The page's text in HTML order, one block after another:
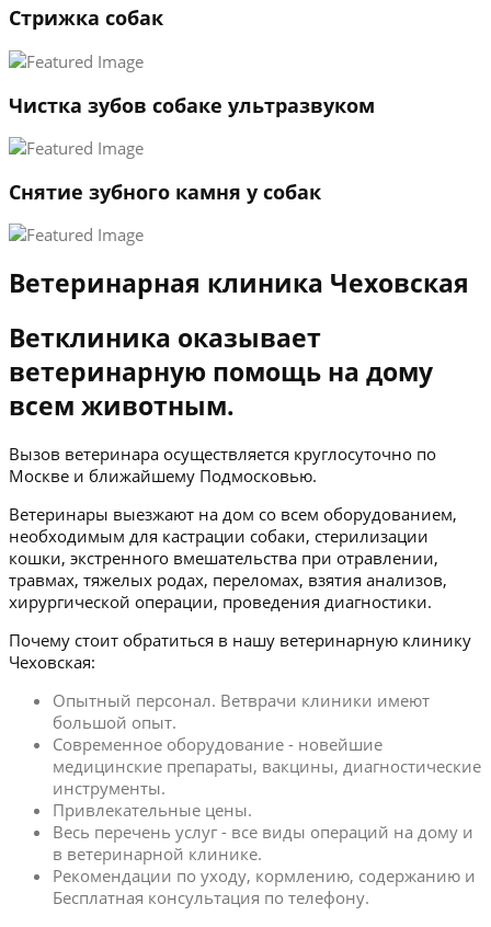
←
→
Стрижка собак
Чистка зубов собаке ультразвуком
Снятие зубного камня у собак
Ветеринарная клиника Чеховская
Ветклиника оказывает
ветеринарную помощь на дому
всем животным.
Вызов ветеринара осуществляется круглосуточно по
Москве и ближайшему Подмосковью.
Ветеринары выезжают на дом со всем оборудованием,
необходимым для кастрации собаки, стерилизации
кошки, экстренного вмешательства при отравлении,
травмах, тяжелых родах, переломах, взятия анализов,
хирургической операции, проведения диагностики.
Почему стоит обратиться в нашу ветеринарную клинику
Чеховская:
Опытный персонал. Ветврачи клиники имеют
большой опыт.
Современное оборудование - новейшие
медицинские препараты, вакцины, диагностические
инструменты.
Привлекательные цены.
Весь перечень услуг - все виды операций на дому и
в ветеринарной клинике.
Рекомендации по уходу, кормлению, содержанию и
Бесплатная консультация по телефону.